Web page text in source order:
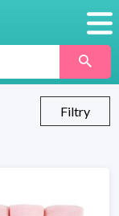
Filtry